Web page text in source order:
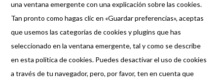
una ventana emergente con una explicación sobre las cookies.
Tan pronto como hagas clic en «Guardar preferencias», aceptas
que usemos las categorías de cookies y plugins que has
seleccionado en la ventana emergente, tal y como se describe
en esta política de cookies. Puedes desactivar el uso de cookies
a través de tu navegador, pero, por favor, ten en cuenta que